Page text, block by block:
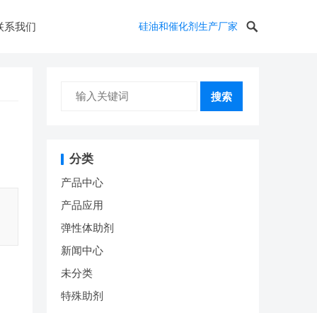
系我们 硅油和催化剂生产厂家
搜索
分类
产品中心
产品应用
弹性体助剂
新闻中心
未分类
特殊助剂